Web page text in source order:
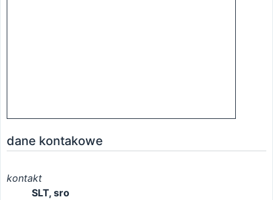
dane kontakowe
kontakt
SLT, sro